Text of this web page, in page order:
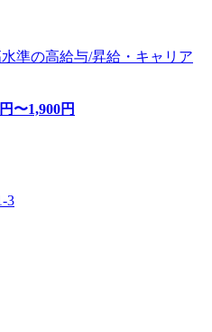
準の高給与/昇給・キャリア
円〜1,900円
3